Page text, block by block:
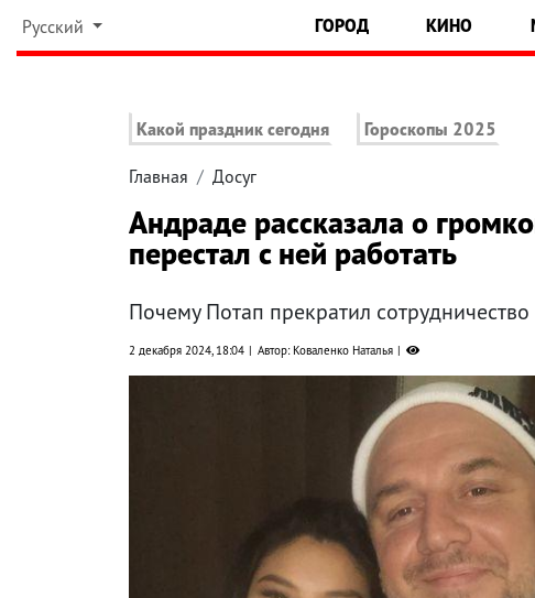
Русский ГОРОД КИНО
Какой праздник сегодня Гороскопы 2025
Главная Досуг
Андраде рассказала о
перестал с ней работать
Почему Потап прекратил
2 декабря 2024, 18:04 Автор: Коваленко Наталья